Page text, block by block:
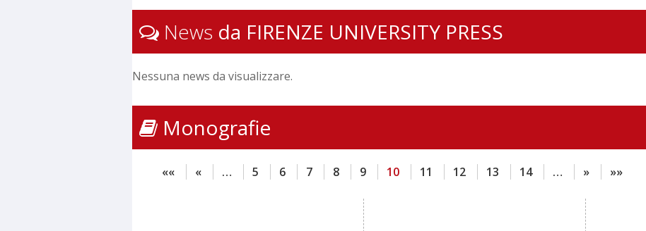
News da FIRENZE UNIVERSITY PRESS
Nessuna news da visualizzare.
Monografie
«« « … 5 6 7 8 9 10 11 12 13 14 … » »»